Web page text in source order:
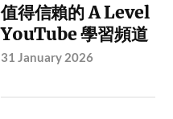
值得信賴的 A Level
YouTube 學習頻道
31 January 2026